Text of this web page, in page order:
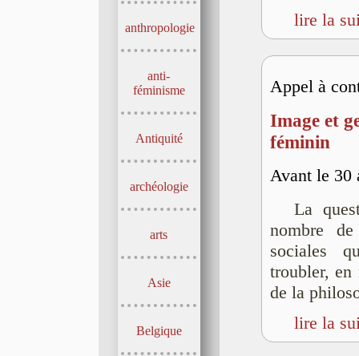
anthropologie
anti-
féminisme
Antiquité
archéologie
arts
Asie
Belgique
lire la
Appel à
Image et
féminin
Avant le
La
nombre
sociales
troubler, en
de la
lire la